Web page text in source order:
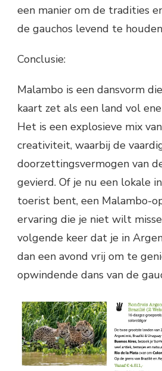
een manier om de tradities
de gauchos levend te
Conclusie:
Malambo is een dansvorm
kaart zet als een land vol
Het is een explosieve mix
creativiteit, waarbij de
doorzettingsvermogen van
gevierd. Of je nu een lokale
toerist bent, een Malambo-
ervaring die je niet wilt
volgende keer dat je in
dan een avond vrij om te
opwindende dans van de